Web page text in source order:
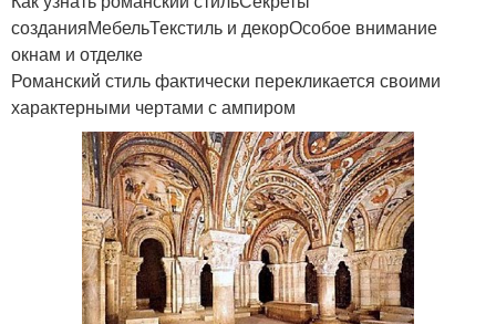
созданияМебельТекстиль и декорОсобое внимание
окнам и отделке
Романский стиль фактически перекликается своими
характерными чертами с ампиром